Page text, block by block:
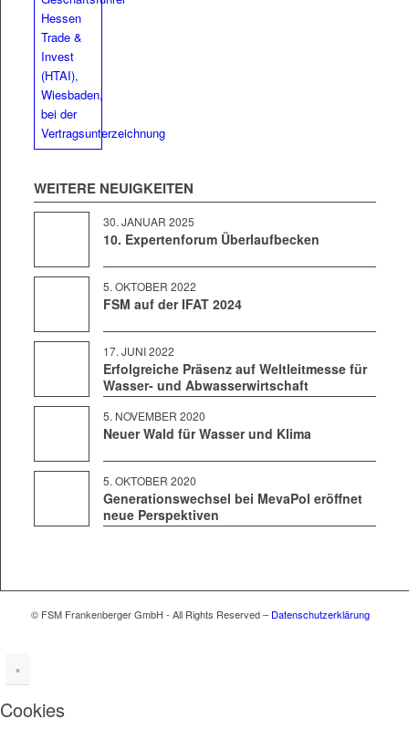
WEIT­ERE NEUIGKEITEN
30. JAN­U­AR 2025
10. Expertenforum Überlaufbecken
5. OKTO­BER 2022
FSM auf der IFAT 2024
17. JUNI 2022
Erfolgreiche Präsenz auf Weltleitmesse für
Wasser- und Abwasserwirtschaft
5. NOVEM­BER 2020
Neuer Wald für Wasser und Klima
5. OKTO­BER 2020
Generationswechsel bei MevaPol eröffnet
neue Perspektiven
© FSM Frankenberger GmbH - All Rights Reserved – Datenschutzerklärung
×
Cookies